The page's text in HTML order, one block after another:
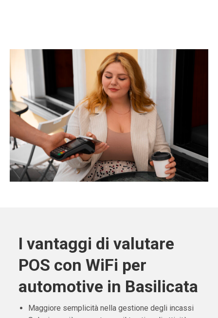
I vantaggi di valutare
POS con WiFi per
automotive in Basilicata
Maggiore semplicità nella gestione degli incassi